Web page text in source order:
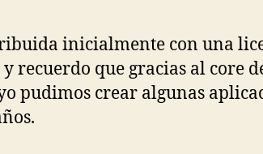
inicialmente con una
y recuerdo que gracias al core
pudimos crear algunas